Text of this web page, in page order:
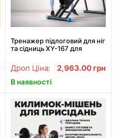
Тренажер підлоговий для ніг
та сідниць XY-167 для
складний,
багатофункціональний
Дроп Ціна: 2,963.00 грн
В наявності